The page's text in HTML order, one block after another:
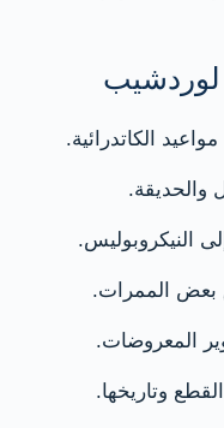
لوردشيب
الكاتدرائية.
النيكروبوليس.
بعض الممرات.
المعروضات.
وتاريخها.